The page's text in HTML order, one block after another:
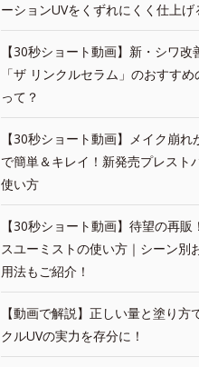
ーションUVをくずれにくく仕上げ
【30秒ショート動画】新・シワ改
「ザ リンクルセラム」のおすす
って？
【30秒ショート動画】メイク崩れ
で簡単＆キレイ！新発売プレスト
使い方
【30秒ショート動画】待望の再販
スユーミストの使い方｜シーン別
用法もご紹介！
【動画で解説】正しい量と塗り方
クルUVの実力を存分に！